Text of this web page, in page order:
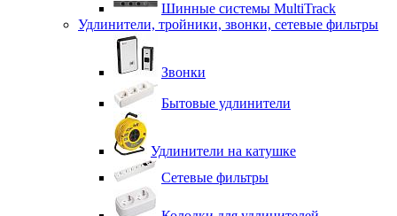
Шинные системы MultiTrack
Удлинители, тройники, звонки, сетевые фильтры
Звонки
Бытовые удлинители
Удлинители на катушке
Сетевые фильтры